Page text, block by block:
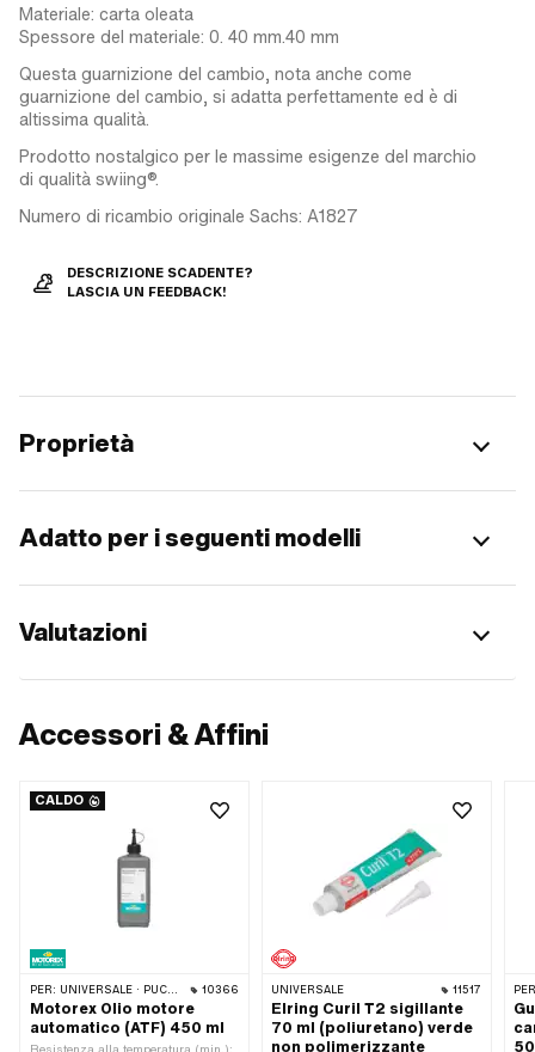
Materiale: carta oleata
Spessore del materiale: 0. 40 mm.40 mm
Questa guarnizione del cambio, nota anche come
guarnizione del cambio, si adatta perfettamente ed è di
altissima qualità.
Prodotto nostalgico per le massime esigenze del marchio
di qualità swiing®.
Numero di ricambio originale Sachs: A1827
DESCRIZIONE SCADENTE?
LASCIA UN FEEDBACK!
Proprietà
Adatto per i seguenti modelli
Valutazioni
Accessori & Affini
CALDO
PER: UNIVERSALE · PUCH · SACHS · TOMOS · CIAO BICICLETTA 10366
Motorex Olio motore
automatico (ATF) 450 ml
Resistenza alla temperatura (min.):
UNIVERSALE 11517
Elring Curil T2 sigillante
70 ml (poliuretano) verde
non polimerizzante